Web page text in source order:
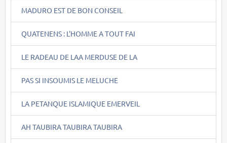
MADURO EST DE BON CONSEIL
QUATENENS : L'HOMME A TOUT FAI
LE RADEAU DE LAA MERDUSE DE LA
PAS SI INSOUMIS LE MELUCHE
LA PETANQUE ISLAMIQUE EMERVEIL
AH TAUBIRA TAUBIRA TAUBIRA